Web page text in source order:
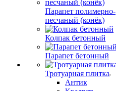
Парапет полимерно-
песчаный (конёк)
Колпак бетонный
Парапет бетонный
Тротуарная плитка
Антик